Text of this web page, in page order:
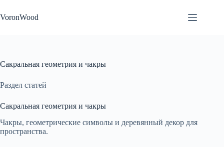
к
сути
VoronWood
Сакральная геометрия и чакры
Раздел статей
Сакральная геометрия и чакры
Чакры, геометрические символы и деревянный декор для
пространства.